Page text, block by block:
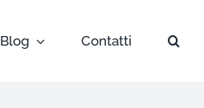
Blog Contatti